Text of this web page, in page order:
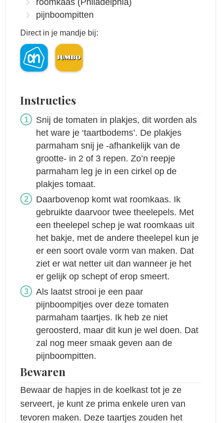
pijnboompitten
Direct in je mandje bij:
Instructies
Snij de tomaten in plakjes, dit worden als
het ware je ‘taartbodems’. De plakjes
parmaham snij je -afhankelijk van de
grootte- in 2 of 3 repen. Zo’n reepje
parmaham leg je in een cirkel op de
plakjes tomaat.
Daarbovenop komt wat roomkaas. Ik
gebruikte daarvoor twee theelepels. Met
een theelepel schep je wat roomkaas uit
het bakje, met de andere theelepel kun je
er een soort ovale vorm van maken. Dat
ziet er wat netter uit dan wanneer je het
er gelijk op schept of erop smeert.
Als laatst strooi je een paar
pijnboompitjes over deze tomaten
parmaham taartjes. Ik heb ze niet
geroosterd, maar dit kun je wel doen. Dat
zal nog meer smaak geven aan de
pijnboompitten.
Bewaren
Bewaar de hapjes in de koelkast tot je ze
serveert, je kunt ze prima enkele uren van
tevoren maken. Deze taartjes zouden het